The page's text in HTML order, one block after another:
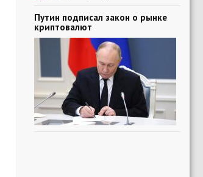
Путин подписал закон о рынке
криптовалют